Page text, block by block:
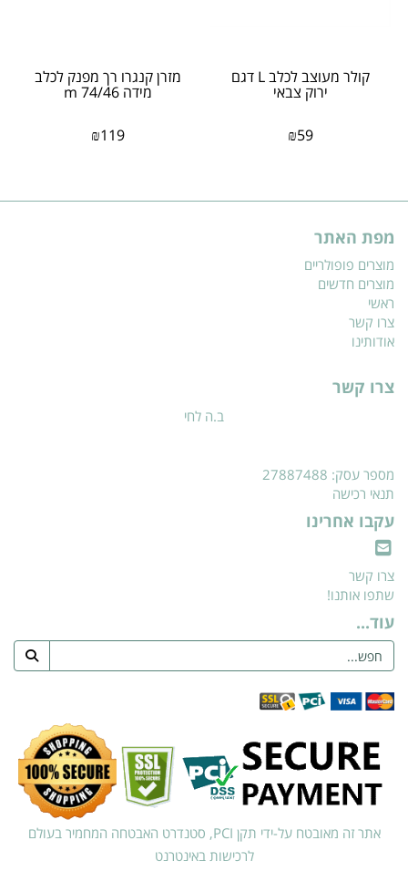
קולר מעוצב לכלב L דגם
ירוק צבאי
₪59
מזרן קנגרו רך מפנק לכלב
מידה m 74/46
₪119
מפת האתר
מוצרים פופולריים
מוצרים חדשים
ראשי
צרו קשר
אודותינו
צרו קשר
ב.ה לחי
מספר עסק: 27887488
תנאי רכישה
עקבו אחרינו
צרו קשר
שתפו אותנו!
עוד...
אתר זה מאובטח על-ידי תקן PCI, סטנדרט האבטחה המחמיר בעולם
לרכישות באינטרנט